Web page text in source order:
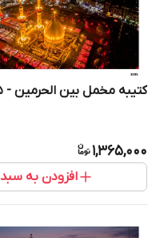
کتیبه مخمل بین الحرمین - 3805
1,365,000
افزودن به سبد